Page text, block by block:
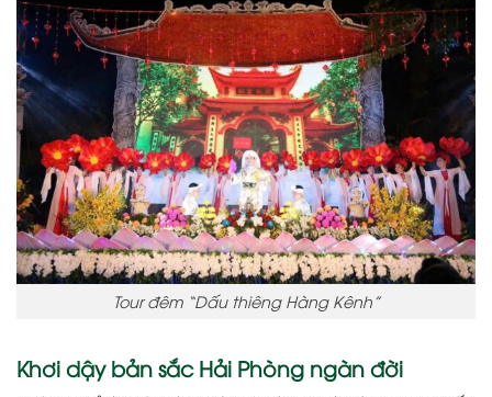
Tour đêm “Dấu thiêng Hàng Kênh”
Khơi dậy bản sắc Hải Phòng ngàn đời